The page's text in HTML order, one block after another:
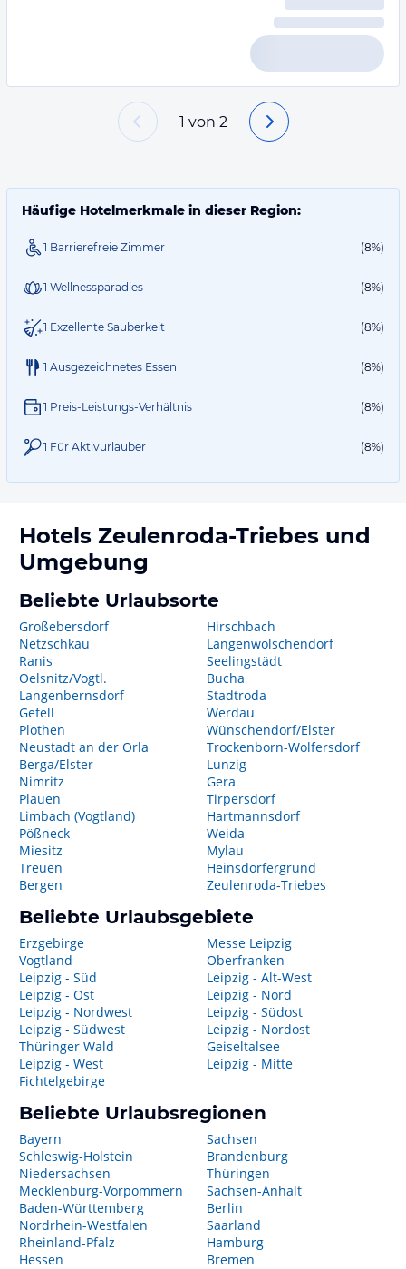
1 von 2
Häufige Hotelmerkmale in dieser Region:
1 Barrierefreie Zimmer (8%)
1 Wellnessparadies (8%)
1 Exzellente Sauberkeit (8%)
1 Ausgezeichnetes Essen (8%)
1 Preis-Leistungs-Verhältnis (8%)
1 Für Aktivurlauber (8%)
Hotels Zeulenroda-Triebes und
Umgebung
Beliebte Urlaubsorte
Großebersdorf
Netzschkau
Ranis
Oelsnitz/Vogtl.
Langenbernsdorf
Gefell
Plothen
Neustadt an der Orla
Berga/Elster
Nimritz
Plauen
Limbach (Vogtland)
Pößneck
Miesitz
Treuen
Bergen
Hirschbach
Langenwolschendorf
Seelingstädt
Bucha
Stadtroda
Werdau
Wünschendorf/Elster
Trockenborn-Wolfersdorf
Lunzig
Gera
Tirpersdorf
Hartmannsdorf
Weida
Mylau
Heinsdorfergrund
Zeulenroda-Triebes
Beliebte Urlaubsgebiete
Erzgebirge
Vogtland
Leipzig - Süd
Leipzig - Ost
Leipzig - Nordwest
Leipzig - Südwest
Thüringer Wald
Leipzig - West
Fichtelgebirge
Messe Leipzig
Oberfranken
Leipzig - Alt-West
Leipzig - Nord
Leipzig - Südost
Leipzig - Nordost
Geiseltalsee
Leipzig - Mitte
Beliebte Urlaubsregionen
Bayern
Schleswig-Holstein
Niedersachsen
Mecklenburg-Vorpommern
Baden-Württemberg
Nordrhein-Westfalen
Rheinland-Pfalz
Hessen
Sachsen
Brandenburg
Thüringen
Sachsen-Anhalt
Berlin
Saarland
Hamburg
Bremen